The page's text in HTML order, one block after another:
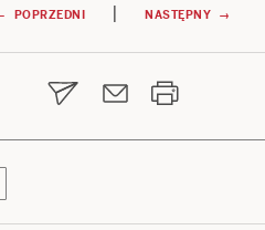
POPRZEDNI | NASTĘPNY →